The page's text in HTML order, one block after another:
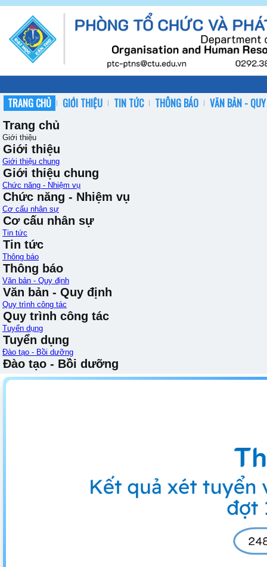
TRANG CHỦ GIỚI THIỆU TIN TỨC THÔNG BÁO VĂN BẢN -
Trang chủ
Giới thiệu
Giới thiệu
Giới thiệu chung
Giới thiệu chung
Chức năng - Nhiệm vụ
Chức năng - Nhiệm vụ
Cơ cấu nhân sự
Cơ cấu nhân sự
Tin tức
Tin tức
Thông báo
Thông báo
Văn bản - Quy định
Văn bản - Quy định
Quy trình công tác
Quy trình công tác
Tuyển dụng
Tuyển dụng
Đào tạo - Bồi dưỡng
Đào tạo - Bồi dưỡng